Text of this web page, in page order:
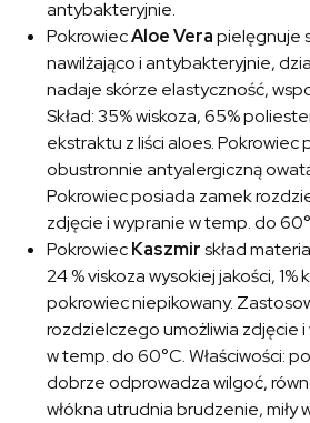
antybakteryjnie.
PokrowiecAloe Verapielęgnuje
nawilżająco i antybakteryjnie,
nadaje skórze elastyczność,
Skład: 35% wiskoza, 65%
ekstraktu z liści aloes. Pokrowiec
obustronnie antyalergiczną
Pokrowiec posiada zamek
zdjęcie i wypranie w temp. do
PokrowiecKaszmirskład
24 % viskoza wysokiej jakości, 1%
pokrowiec niepikowany.
rozdzielczego umożliwia zdjęcie
w temp. do 60°C. Właściwości:
dobrze odprowadza wilgoć,
włókna utrudnia brudzenie, miły